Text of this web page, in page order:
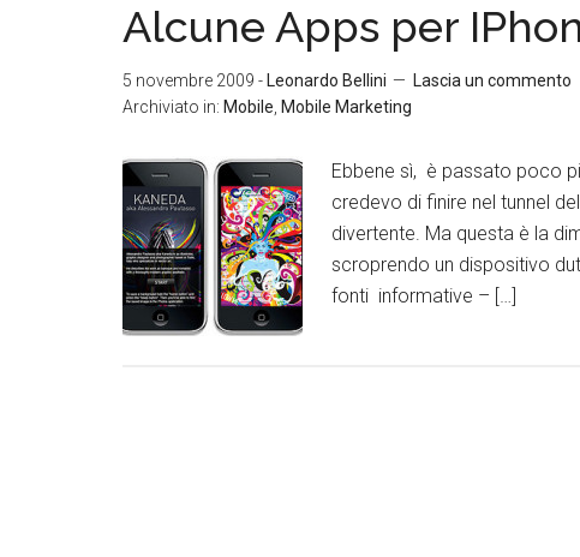
Alcune Apps per
5 novembre 2009 - Leonardo Bellini
Lascia un commento
Archiviato in: Mobile Mobile Marketing
Ebbene sì, è passato poco
credevo di finire nel tunnel
divertente. Ma questa è la
scroprendo un dispositivo
fonti informative – […]